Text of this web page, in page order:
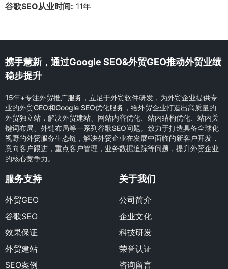
谷歌SEO从业时间: 11年
携手慧新，通过Google SEO&外贸GEO推动外贸业绩
稳步提升
15年+专注外贸推广服务，立足于外贸软件研发，为外贸企业提供专
业的外贸GEO和Google SEO优化服务，给外贸企业打造出高质量的
外贸独立站，解决外贸建站、网站内容优化、站内结构优化、站内关
键词布局、外链布局等一系列谷歌SEO问题。致力于打造具备全球化
视野的外贸服务生态链，解决外贸企业在发展中面临的新客户开发，
意向客户跟进，重点客户管理，业务数据追踪等问题，提升外贸企业
的核心竞争力。
服务支持
外贸GEO
谷歌SEO
效果保证
外贸建站
SEO案例
关于我们
公司简介
企业文化
科技研发
荣誉认证
咨询留言